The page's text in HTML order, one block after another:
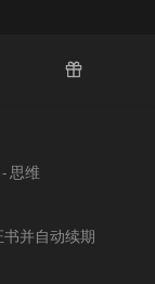
思维
书并自动续期